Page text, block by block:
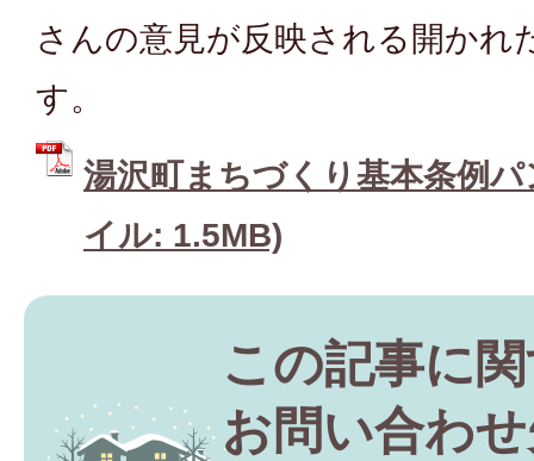
さんの意見が反映される開かれ
す。
湯沢町まちづくり基本条例
イル: 1.5MB)
この記事に
お問い合わ